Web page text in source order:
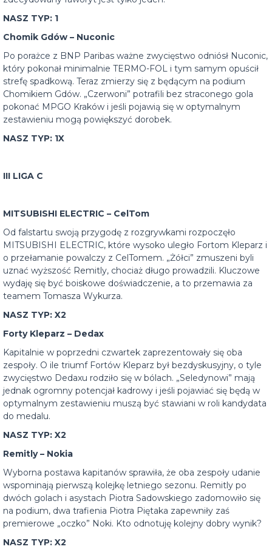
NASZ TYP: 1
Chomik Gdów – Nuconic
Po porażce z BNP Paribas ważne zwycięstwo odniósł Nuconic,
który pokonał minimalnie TERMO-FOL i tym samym opuścił
strefę spadkową. Teraz zmierzy się z będącym na podium
Chomikiem Gdów. „Czerwoni” potrafili bez straconego gola
pokonać MPGO Kraków i jeśli pojawią się w optymalnym
zestawieniu mogą powiększyć dorobek.
NASZ TYP: 1X
III LIGA C
MITSUBISHI ELECTRIC – CelTom
Od falstartu swoją przygodę z rozgrywkami rozpoczęło
MITSUBISHI ELECTRIC, które wysoko uległo Fortom Kleparz i
o przełamanie powalczy z CelTomem. „Żółci” zmuszeni byli
uznać wyższość Remitly, chociaż długo prowadzili. Kluczowe
wydaję się być boiskowe doświadczenie, a to przemawia za
teamem Tomasza Wykurza.
NASZ TYP: X2
Forty Kleparz – Dedax
Kapitalnie w poprzedni czwartek zaprezentowały się oba
zespoły. O ile triumf Fortów Kleparz był bezdyskusyjny, o tyle
zwycięstwo Dedaxu rodziło się w bólach. „Seledynowi” mają
jednak ogromny potencjał kadrowy i jeśli pojawiać się będą w
optymalnym zestawieniu muszą być stawiani w roli kandydata
do medalu.
NASZ TYP: X2
Remitly – Nokia
Wyborna postawa kapitanów sprawiła, że oba zespoły udanie
wspominają pierwszą kolejkę letniego sezonu. Remitly po
dwóch golach i asystach Piotra Sadowskiego zadomowiło się
na podium, dwa trafienia Piotra Piętaka zapewniły zaś
premierowe „oczko” Noki. Kto odnotuję kolejny dobry wynik?
NASZ TYP: X2